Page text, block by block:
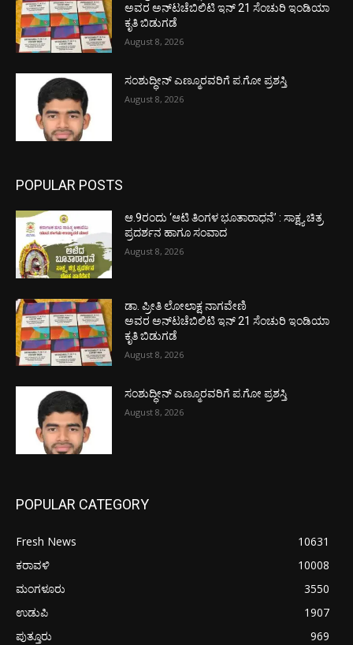
ಅವರ ಅನ್‌ಟಚೆಬಿಲಿಟಿ ಇನ್ 21 ಸೆಂಚುರಿ ಇಂಡಿಯಾ
ಕೃತಿ ಬಿಡುಗಡೆ
August 8, 2026
ಸಂಶುದ್ಧೀನ್ ಎಣ್ಮೂರವರಿಗೆ ಪ.ಗೋ ಪ್ರಶಸ್ತಿ
August 8, 2026
POPULAR POSTS
ಆ.9ರಂದು ‘ಆಟಿ ತಿಂಗಳ ಭೂತಾರಾಧನೆ’ : ಸಾಕ್ಷ್ಯ ಚಿತ್ರ
ಪ್ರದರ್ಶನ ಹಾಗೂ ಸಂವಾದ
August 8, 2026
ಡಾ. ಪ್ರೀತಿ ಲೋಲಾಕ್ಷ ನಾಗವೇಣಿ
ಅವರ ಅನ್‌ಟಚೆಬಿಲಿಟಿ ಇನ್ 21 ಸೆಂಚುರಿ ಇಂಡಿಯಾ
ಕೃತಿ ಬಿಡುಗಡೆ
August 8, 2026
ಸಂಶುದ್ಧೀನ್ ಎಣ್ಮೂರವರಿಗೆ ಪ.ಗೋ ಪ್ರಶಸ್ತಿ
August 8, 2026
POPULAR CATEGORY
Fresh News
10631
ಕರಾವಳಿ
10008
ಮಂಗಳೂರು
3550
ಉಡುಪಿ
1907
ಪುತ್ತೂರು
969